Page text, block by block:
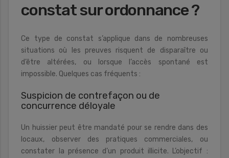
constat sur ordonnance ?
Ce type de constat s’applique dans de nombreuses
situations où les preuves risquent de disparaître ou
d’être altérées, ou lorsque l’accès spontané est
impossible. Quelques cas fréquents :
Suspicion de contrefaçon ou de
concurrence déloyale
Un huissier peut être mandaté pour se rendre dans des
locaux, observer des pratiques commerciales, ou
constater la présence d’un produit illicite. L’objectif :